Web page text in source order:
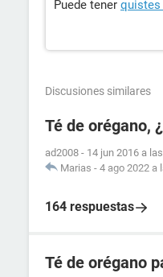
Puede tener quistes
Discusiones similares
Té de orégano,
ad2008 - 14 jun 2016 a
Marias - 4 ago 2022 a
164 respuestas
Té de orégano